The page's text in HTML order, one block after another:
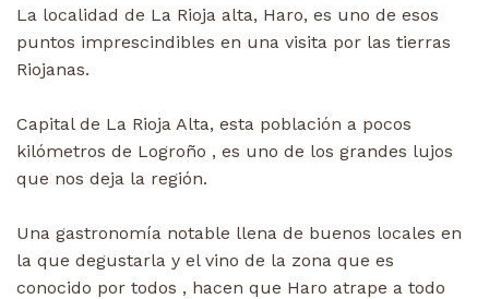
La localidad de La Rioja alta, Haro, es uno de esos
puntos imprescindibles en una visita por las tierras
Riojanas.
Capital de La Rioja Alta, esta población a pocos
kilómetros de Logroño , es uno de los grandes lujos
que nos deja la región.
Una gastronomía notable llena de buenos locales en
la que degustarla y el vino de la zona que es
conocido por todos , hacen que Haro atrape a todo